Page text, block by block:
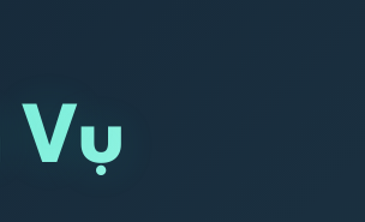
Vụ